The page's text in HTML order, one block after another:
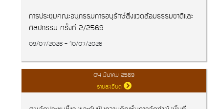
การประชุมคณะอนุกรรมการอนุรักษ์สิ่งแวดล้อมธรรมชาติและ
ศิลปกรรม ครั้งที่ 2/2569
09/07/2026 - 10/07/2026
04 มีนาคม 2569
รายละเอียด